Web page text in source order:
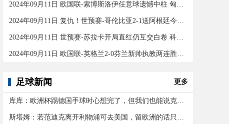
2024年09月11日 欧国联-索博斯洛伊任意球遗憾中柱 匈牙利0-0战平波黑
2024年09月11日 复仇！世预赛-哥伦比亚2-1送阿根廷今年首败 J罗传射奥塔门迪送点
2024年09月11日 世预赛-苏拉卡开局直红仍互交白卷 科威特0-0伊拉克
2024年09月11日 欧国联-英格兰2-0芬兰新帅执教两连胜 凯恩百场里程碑双响
足球新闻 更多
库库：欧洲杯踢德国手球时心想完了，但我们也能说克罗斯应被罚下
斯塔姆：若范迪克离开利物浦可去美国，留欧洲的话只有皇马可行